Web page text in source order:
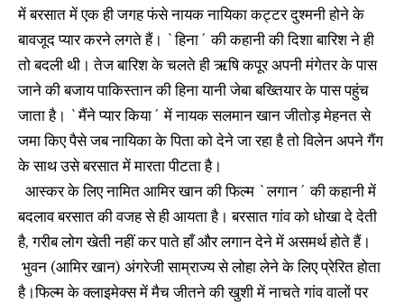
में बरसात में एक ही जगह फंसे नायक नायिका कट्टर दुश्मनी होने के
बावजूद प्यार करने लगते हैं। `हिना´ की कहानी की दिशा बारिश ने ही
तो बदली थी। तेज बारिश के चलते ही ऋषि कपूर अपनी मंगेतर के पास
जाने की बजाय पाकिस्तान की हिना यानी जेबा बख्तियार के पास पहुंच
जाता है। `मैंने प्यार किया´ में नायक सलमान खान जीतोड़ मेहनत से
जमा किए पैसे जब नायिका के पिता को देने जा रहा है तो विलेन अपने गैंग
के साथ उसे बरसात में मारता पीटता है।
आस्कर के लिए नामित आमिर खान की फिल्म `लगान´ की कहानी में
बदलाव बरसात की वजह से ही आयता है। बरसात गांव को धोखा दे देती
है, गरीब लोग खेती नहीं कर पाते हाँ और लगान देने में असमर्थ होते हैं।
भुवन (आमिर खान) अंगरेजी साम्राज्य से लोहा लेने के लिए प्रेरित होता
है।फिल्म के क्लाइमेक्स में मैच जीतने की खुशी में नाचते गांव वालों पर